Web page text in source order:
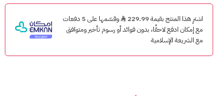
مبروك! يمكنك الآن الإستمتاع باللعب
اشترِ هذا المنتج بقيمة 229.99
وقسّمها على 5 دفعات
مع إمكان ادفع لاحقًا، بدون فوائد أو رسوم تأخير ومتوافق
مع الشريعة الإسلامية